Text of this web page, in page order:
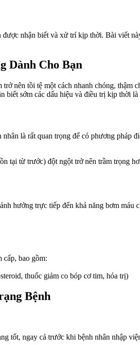
nhận biết và xử trí kịp thời. Bài viết
Dành Cho Bạn
nên tồi tệ một cách nhanh chóng, thậm
sớm các dấu hiệu và điều trị kịp thời
là rất quan trọng để có phương
tại từ trước) đột ngột trở nên trầm trọng
hưởng trực tiếp đến khả năng bơm máu
cấp, bao gồm:
thuốc giảm co bóp cơ tim, hóa trị)
Bệnh
tốt, ngay cả trước khi bệnh nhân nhập